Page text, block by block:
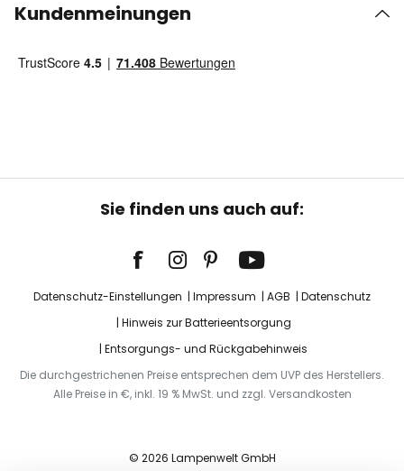
Kundenmeinungen
Sie finden uns auch auf:
Datenschutz-Einstellungen Impressum AGB
Datenschutz
Hinweis zur Batterieentsorgung
Entsorgungs- und Rückgabehinweis
Die durchgestrichenen Preise entsprechen dem UVP des Herstellers.
Alle Preise in €, inkl. 19 % MwSt. und zzgl. Versandkosten
© 2026 Lampenwelt GmbH